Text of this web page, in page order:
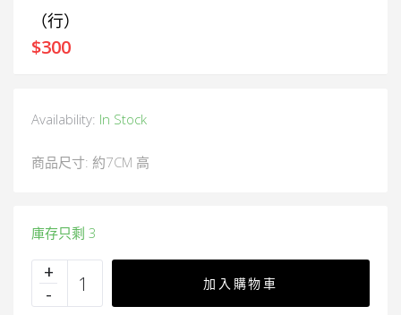
（行）
$300
Availability: In Stock
商品尺寸: 約7CM 高
庫存只剩 3
加入購物車